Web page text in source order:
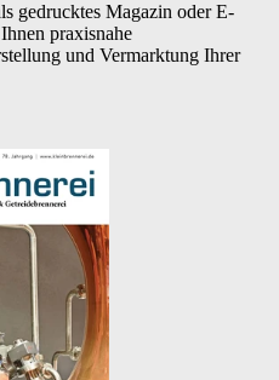
gedrucktes Magazin oder E-
praxisnahe
und Vermarktung Ihrer